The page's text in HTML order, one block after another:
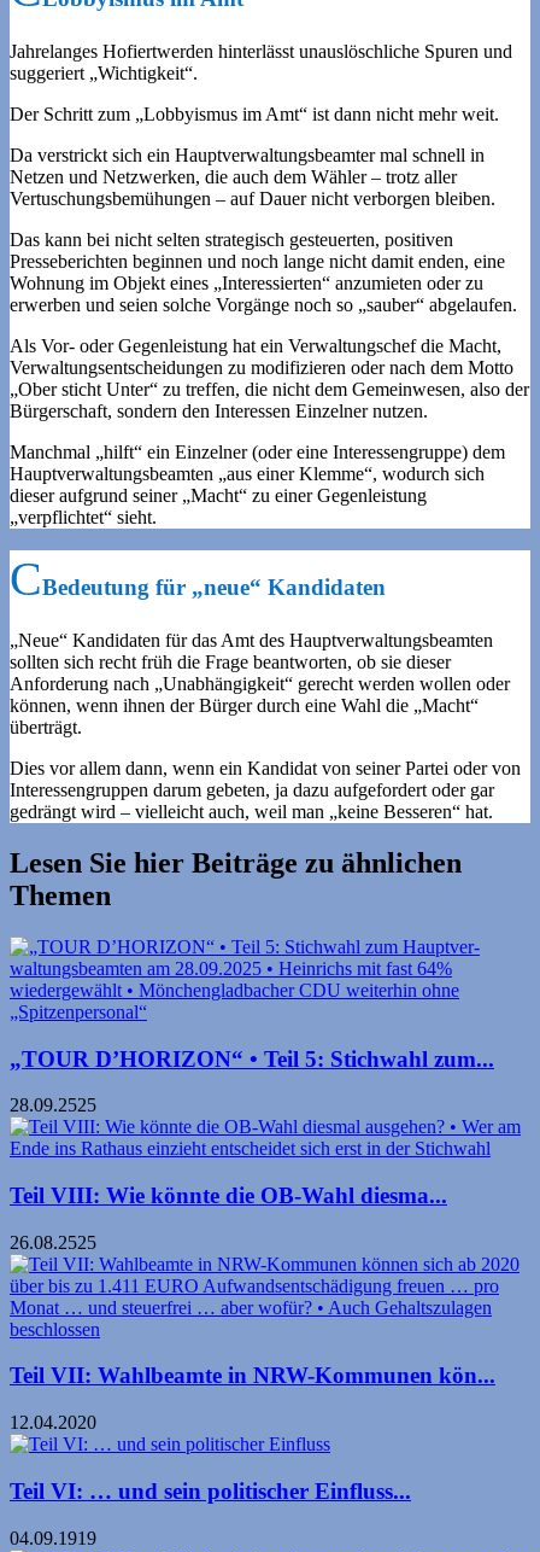
Jahrelanges Hofiertwerden hinterlässt unauslöschliche Spuren und
suggeriert „Wichtigkeit“.
Der Schritt zum „Lobbyismus im Amt“ ist dann nicht mehr weit.
Da verstrickt sich ein Hauptverwaltungsbeamter mal schnell in
Netzen und Netzwerken, die auch dem Wähler – trotz aller
Vertuschungsbemühungen – auf Dauer nicht verborgen bleiben.
Das kann bei nicht selten strategisch gesteuerten, positiven
Presseberichten beginnen und noch lange nicht damit enden, eine
Wohnung im Objekt eines „Interessierten“ anzumieten oder zu
erwerben und seien solche Vorgänge noch so „sauber“ abgelaufen.
Als Vor- oder Gegenleistung hat ein Verwaltungschef die Macht,
Verwaltungsentscheidungen zu modifizieren oder nach dem Motto
„Ober sticht Unter“ zu treffen, die nicht dem Gemeinwesen, also der
Bürgerschaft, sondern den Interessen Einzelner nutzen.
Manchmal „hilft“ ein Einzelner (oder eine Interessengruppe) dem
Hauptverwaltungsbeamten „aus einer Klemme“, wodurch sich
dieser aufgrund seiner „Macht“ zu einer Gegenleistung
„verpflichtet“ sieht.
Bedeutung für „neue“ Kandidaten
„Neue“ Kandidaten für das Amt des Hauptverwaltungsbeamten
sollten sich recht früh die Frage beantworten, ob sie dieser
Anforderung nach „Unabhängigkeit“ gerecht werden wollen oder
können, wenn ihnen der Bürger durch eine Wahl die „Macht“
überträgt.
Dies vor allem dann, wenn ein Kandidat von seiner Partei oder von
Interessengruppen darum gebeten, ja dazu aufgefordert oder gar
gedrängt wird – vielleicht auch, weil man „keine Besseren“ hat.
Lesen Sie hier Beiträge zu ähnlichen
Themen
„TOUR D’HORIZON“ • Teil 5: Stichwahl zum...
28.09.2525
Teil VIII: Wie könnte die OB-Wahl diesma...
26.08.2525
Teil VII: Wahlbeamte in NRW-Kommunen kön...
12.04.2020
Teil VI: … und sein politischer Einfluss...
04.09.1919